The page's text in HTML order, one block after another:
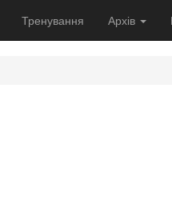
Тренування Архів